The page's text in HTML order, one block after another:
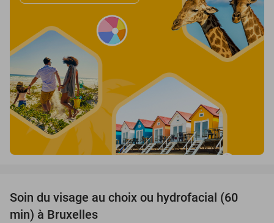
48%
Soin du visage au choix ou hydrofacial (60
min) à Bruxelles